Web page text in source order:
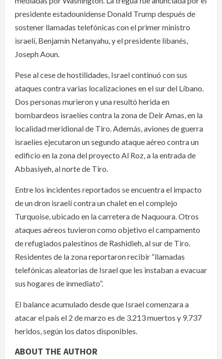
presidente estadounidense Donald Trump después de
sostener llamadas telefónicas con el primer ministro
israelí, Benjamín Netanyahu, y el presidente libanés,
Joseph Aoun.
Pese al cese de hostilidades, Israel continuó con sus
ataques contra varias localizaciones en el sur del Líbano.
Dos personas murieron y una resultó herida en
bombardeos israelíes contra la zona de Deir Amas, en la
localidad meridional de Tiro. Además, aviones de guerra
israelíes ejecutaron un segundo ataque aéreo contra un
edificio en la zona del proyecto Al Roz, a la entrada de
Abbasiyeh, al norte de Tiro.
Entre los incidentes reportados se encuentra el impacto
de un dron israelí contra un chalet en el complejo
Turquoise, ubicado en la carretera de Naquoura. Otros
ataques aéreos tuvieron como objetivo el campamento
de refugiados palestinos de Rashidieh, al sur de Tiro.
Residentes de la zona reportaron recibir “llamadas
telefónicas aleatorias de Israel que les instaban a evacuar
sus hogares de inmediato”.
El balance acumulado desde que Israel comenzara a
atacar el país el 2 de marzo es de 3.213 muertos y 9.737
heridos, según los datos disponibles.
ABOUT THE AUTHOR